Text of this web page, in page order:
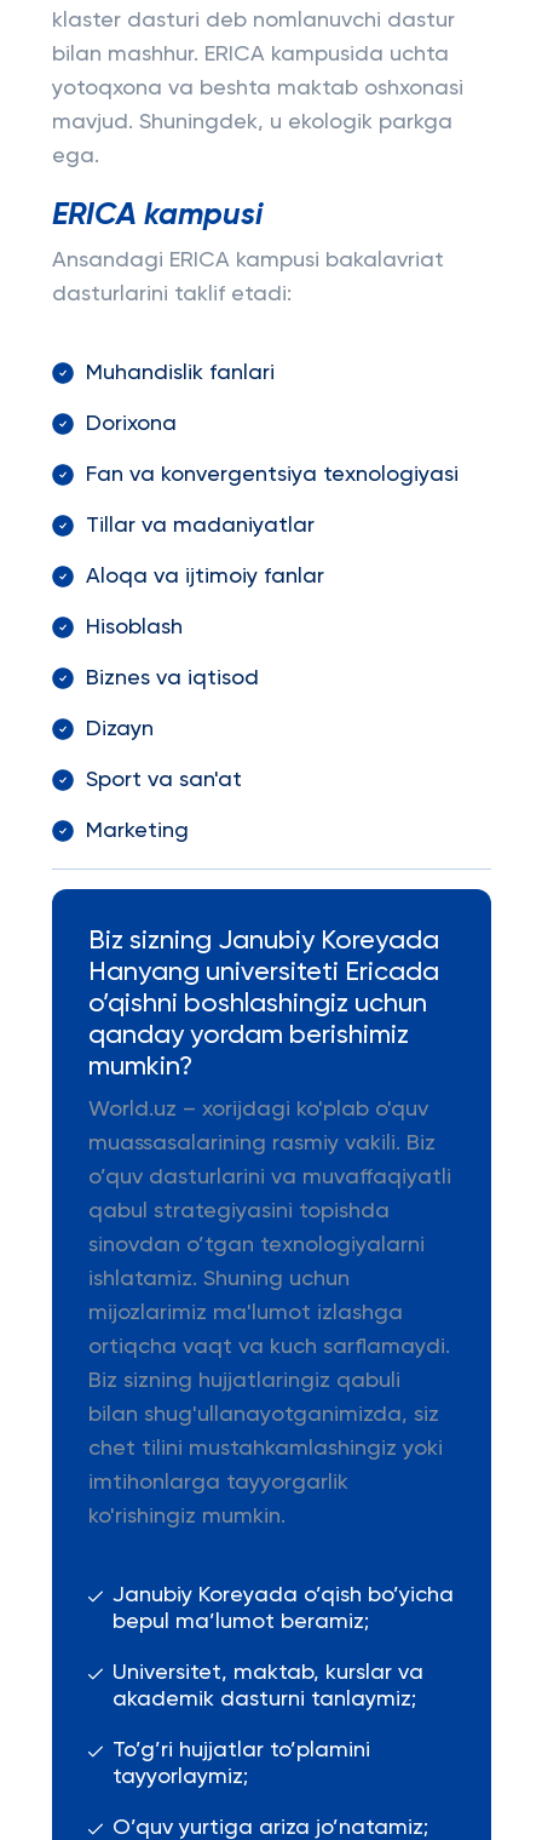
klaster dasturi deb nomlanuvchi dastur
bilan mashhur. ERICA kampusida uchta
yotoqxona va beshta maktab oshxonasi
mavjud. Shuningdek, u ekologik parkga
ega.
ERICA kampusi
Ansandagi ERICA kampusi bakalavriat
dasturlarini taklif etadi:
Muhandislik fanlari
Dorixona
Fan va konvergentsiya texnologiyasi
Tillar va madaniyatlar
Aloqa va ijtimoiy fanlar
Hisoblash
Biznes va iqtisod
Dizayn
Sport va san'at
Marketing
Biz sizning Janubiy Koreyada
Hanyang universiteti Ericada
o’qishni boshlashingiz uchun
qanday yordam berishimiz
mumkin?
World.uz – xorijdagi ko'plab o'quv
muassasalarining rasmiy vakili. Biz
o’quv dasturlarini va muvaffaqiyatli
qabul strategiyasini topishda
sinovdan o’tgan texnologiyalarni
ishlatamiz. Shuning uchun
mijozlarimiz ma'lumot izlashga
ortiqcha vaqt va kuch sarflamaydi.
Biz sizning hujjatlaringiz qabuli
bilan shug'ullanayotganimizda, siz
chet tilini mustahkamlashingiz yoki
imtihonlarga tayyorgarlik
ko'rishingiz mumkin.
Janubiy Koreyada o’qish bo’yicha
bepul ma’lumot beramiz;
Universitet, maktab, kurslar va
akademik dasturni tanlaymiz;
To’g’ri hujjatlar to’plamini
tayyorlaymiz;
O’quv yurtiga ariza jo’natamiz;